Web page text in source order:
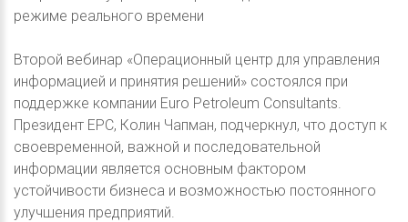
режиме реального времени
Второй вебинар «Операционный центр для управления
информацией и принятия решений» состоялся при
поддержке компании Euro Petroleum Consultants.
Президент EPC, Колин Чапман, подчеркнул, что доступ к
своевременной, важной и последовательной
информации является основным фактором
устойчивости бизнеса и возможностью постоянного
улучшения предприятий.